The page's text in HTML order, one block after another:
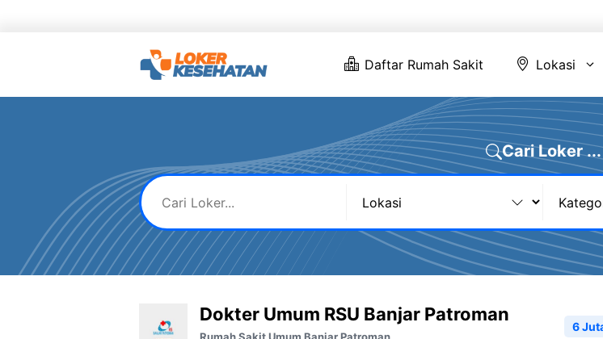
Daftar Rumah Sakit Lokasi
Cari Loker ...
Dokter Umum RSU Banjar Patroman
6